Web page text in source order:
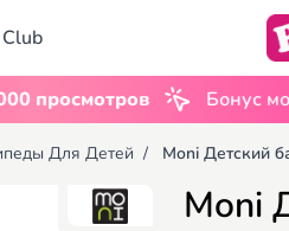
Бонус может
Для Детей / Moni Детский
Moni